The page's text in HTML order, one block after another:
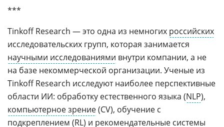
***
Tinkoff Research — это одна из немногих российских
исследовательских групп, которая занимается
научными исследованиями внутри компании, а не
на базе некоммерческой организации. Ученые из
Tinkoff Research исследуют наиболее перспективные
области ИИ: обработку естественного языка (NLP),
компьютерное зрение(CV), обучение с
подкреплением (RL) и рекомендательные системы